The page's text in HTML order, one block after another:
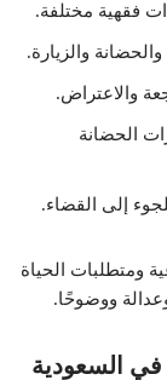
فقهية مختلفة.
والزيارة.
والاعتراض.
الحضانة
إلى القضاء.
ومتطلبات الحياة
ووضوحًا.
السعودية